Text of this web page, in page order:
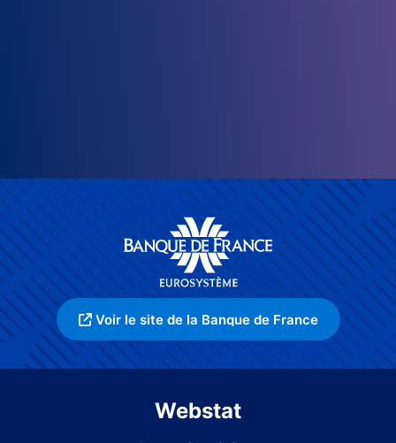
Voir le site de la Banque de France
Webstat